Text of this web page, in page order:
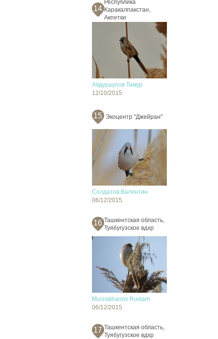
14
Республика
Каракалпакстан,
Акпетки
Абдураупов Тимур
12/10/2015
15 Экоцентр "Джейран"
Солдатов Валентин
06/12/2015
16 Ташкентская область,
Туябугузское вдхр
Murzakhanov Rustam
06/12/2015
17 Ташкентская область,
Туябугузское вдхр